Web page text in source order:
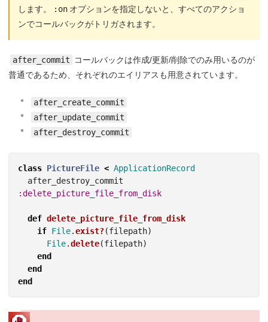
します。
:on オプションを指定しないと、すべてのアクショ
ンでコールバックがトリガされます。
after_commit
コールバックは作成/更新/削除でのみ用いるのが
普通であるため、それぞれのエイリアスも用意されています。
after_create_commit
after_update_commit
after_destroy_commit
class PictureFile < ApplicationRecord
after_destroy_commit
:delete_picture_file_from_disk
def delete_picture_file_from_disk
if File.exist?(filepath)
File.delete(filepath)
end
end
end